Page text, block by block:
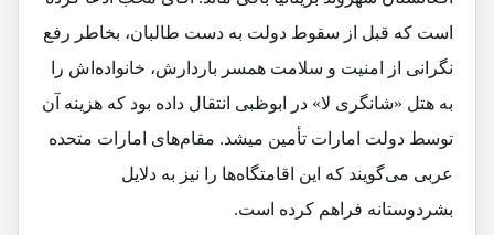
است که قبل از سقوط دولت به دست طالبان، بخاطر رفع
نگرانی از امنیت و سلامت همسر باردارش، خانواده‌اش را
به هتل «شانگری لا» در ابوظبی انتقال داده بود که هزینه آن
توسط دولت امارات تأمین میشد. مقام‌های امارات متحده
عربی می‌گویند که این اقامتگاه‌ها را نیز به دلایل
بشردوستانه فراهم کرده است.